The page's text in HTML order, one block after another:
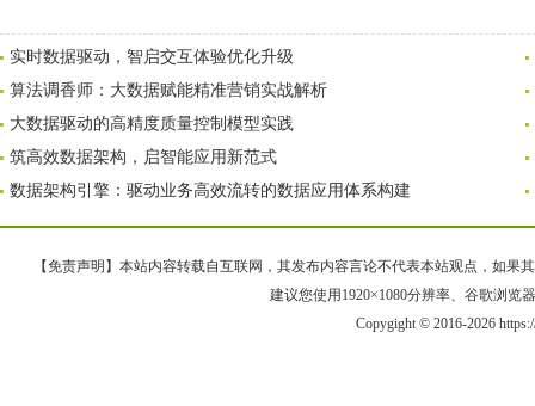
实时数据驱动，智启交互体验优化升级
算法调香师：大数据赋能精准营销实战解析
大数据驱动的高精度质量控制模型实践
筑高效数据架构，启智能应用新范式
数据架构引擎：驱动业务高效流转的数据应用体系构建
【免责声明】本站内容转载自互联网，其发布内容言论不代表本站观点，如果
建议您使用1920×1080分辨率、谷歌浏览
Copygight © 2016-2026